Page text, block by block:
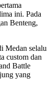
ini. Pada
Benteng,
Medan selalu
custom dan
Battle
yang